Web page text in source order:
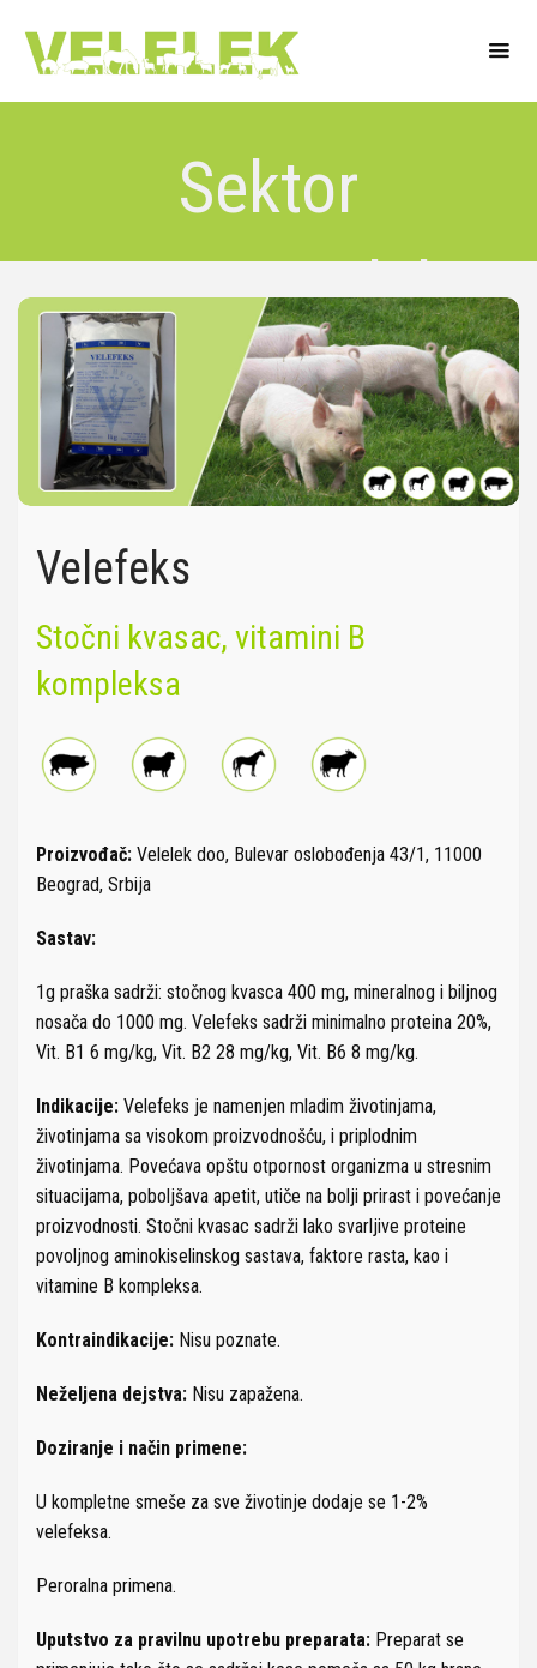
Sektor
veterinarskih
preparata
Velefeks
Stočni kvasac, vitamini B
kompleksa
Proizvođač: Velelek doo, Bulevar oslobođenja 43/1, 11000
Beograd, Srbija
Sastav:
1g praška sadrži: stočnog kvasca 400 mg, mineralnog i biljnog
nosača do 1000 mg. Velefeks sadrži minimalno proteina 20%,
Vit. B1 6 mg/kg, Vit. B2 28 mg/kg, Vit. B6 8 mg/kg.
Indikacije: Velefeks je namenjen mladim životinjama,
životinjama sa visokom proizvodnošću, i priplodnim
životinjama. Povećava opštu otpornost organizma u stresnim
situacijama, poboljšava apetit, utiče na bolji prirast i povećanje
proizvodnosti. Stočni kvasac sadrži lako svarljive proteine
povoljnog aminokiselinskog sastava, faktore rasta, kao i
vitamine B kompleksa.
Kontraindikacije: Nisu poznate.
Neželjena dejstva: Nisu zapažena.
Doziranje i način primene:
U kompletne smeše za sve životinje dodaje se 1-2%
velefeksa.
Peroralna primena.
Uputstvo za pravilnu upotrebu preparata: Preparat se